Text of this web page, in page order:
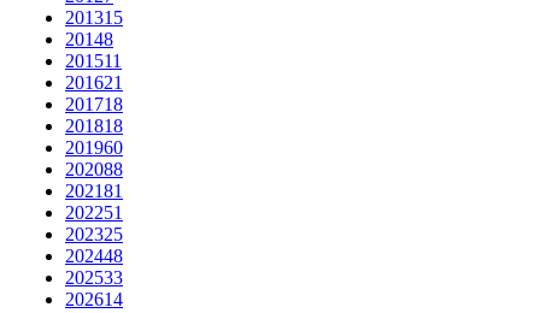
201315
20148
201511
201621
201718
201818
201960
202088
202181
202251
202325
202448
202533
202614